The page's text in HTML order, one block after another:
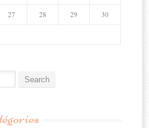
27 28 29 30